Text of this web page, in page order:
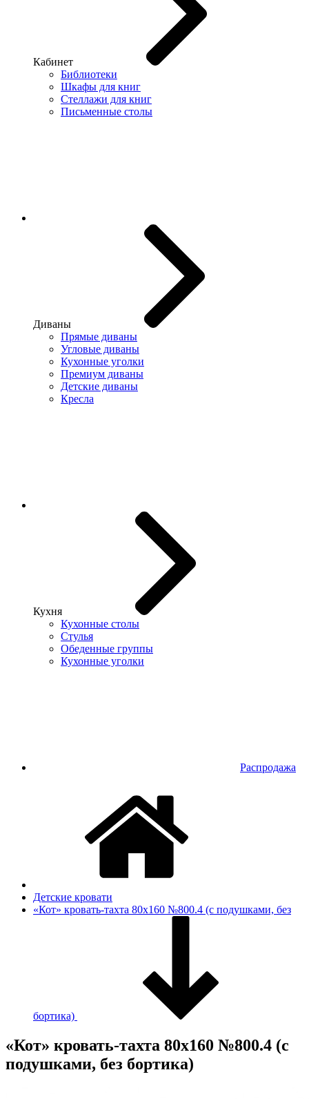
Кабинет
Библиотеки
Шкафы для книг
Стеллажи для книг
Письменные столы
Диваны
Прямые диваны
Угловые диваны
Кухонные уголки
Премиум диваны
Детские диваны
Кресла
Кухня
Кухонные столы
Стулья
Обеденные группы
Кухонные уголки
Распродажа
Детские кровати
«Кот» кровать-тахта 80x160 №800.4 (с подушками, без
бортика)
«Кот» кровать-тахта 80x160 №800.4 (с
подушками, без бортика)